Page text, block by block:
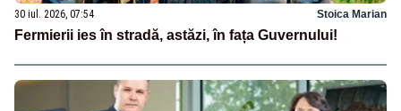
30 iul. 2026, 07:54 Stoica Marian
Fermierii ies în stradă, astăzi, în fața Guvernului!